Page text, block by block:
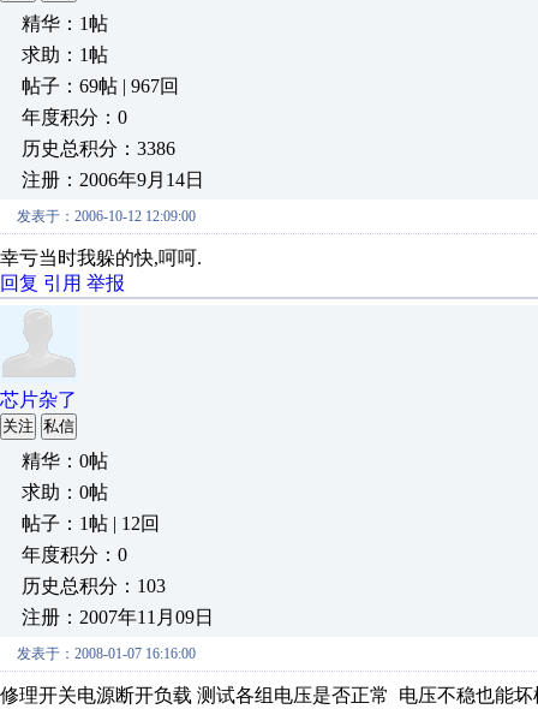
精华：1帖
求助：1帖
帖子：69帖 | 967回
年度积分：0
历史总积分：3386
注册：2006年9月14日
发表于：2006-10-12 12:09:00
幸亏当时我躲的快,呵呵.
回复 引用 举报
芯片杂了
关注 私信
精华：0帖
求助：0帖
帖子：1帖 | 12回
年度积分：0
历史总积分：103
注册：2007年11月09日
发表于：2008-01-07 16:16:00
修理开关电源断开负载 测试各组电压是否正常 电压不稳也能坏